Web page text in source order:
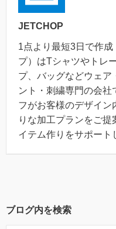
JETCHOP
1点より最短3日で作
プ）はTシャツやトレ
プ、バッグなどウェア
ント・刺繍専門の会社
フがお客様のデザイン
りな加工プランをご
イテム作りをサポート
ブログ内を検索